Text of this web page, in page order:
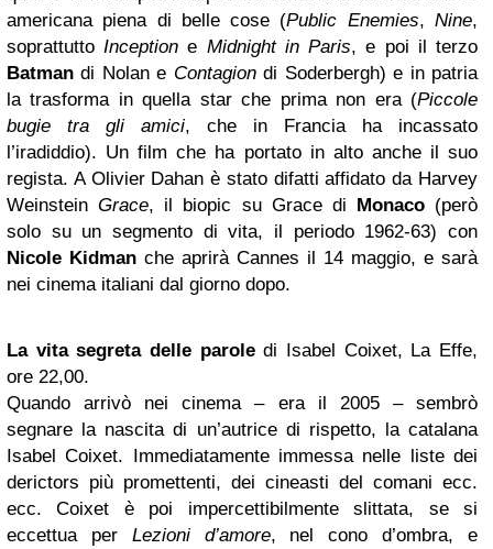
americana piena di belle cose (Public Enemies,Nine,
soprattutto Inception e Midnight in Paris, e poi il terzo
Batman di Nolan e Contagiondi Soderbergh) e in patria
la trasforma in quella star che prima non era (Piccole
bugie tra gli amici, che in Francia ha incassato
l’iradiddio). Un film che ha portato in alto anche il suo
regista. A Olivier Dahan è stato difatti affidato da Harvey
WeinsteinGrace, il biopic su Grace di Monaco(però
solo su un segmento di vita, il periodo 1962-63) con
Nicole Kidman che aprirà Cannes il 14 maggio, e sarà
nei cinema italiani dal giorno dopo.
La vita segreta delle paroledi Isabel Coixet, La Effe,
ore 22,00.
Quando arrivò nei cinema – era il 2005 – sembrò
segnare la nascita di un’autrice di rispetto, la catalana
Isabel Coixet. Immediatamente immessa nelle liste dei
derictors più promettenti, dei cineasti del comani ecc.
ecc. Coixet è poi impercettibilmente slittata, se si
eccettua per Lezioni d’amore, nel cono d’ombra, e